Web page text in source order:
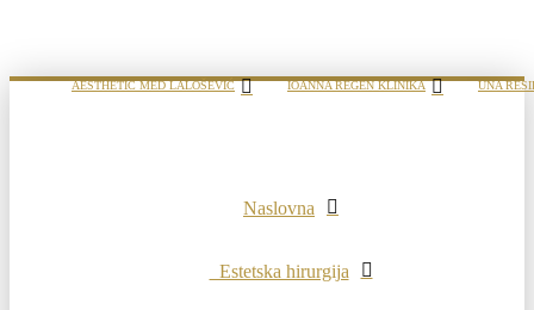
AESTHETIC MED LALOŠEVIĆ IOANNA REGEN KLINIKA UNA
Naslovna
Estetska hirurgija